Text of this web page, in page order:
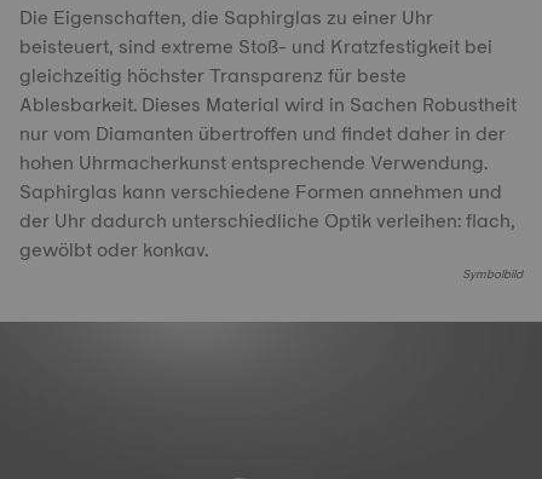
Die Eigenschaften, die Saphirglas zu einer Uhr
beisteuert, sind extreme Stoß- und Kratzfestigkeit bei
gleichzeitig höchster Transparenz für beste
Ablesbarkeit. Dieses Material wird in Sachen Robustheit
nur vom Diamanten übertroffen und findet daher in der
hohen Uhrmacherkunst entsprechende Verwendung.
Saphirglas kann verschiedene Formen annehmen und
der Uhr dadurch unterschiedliche Optik verleihen: flach,
gewölbt oder konkav.
Symbolbild